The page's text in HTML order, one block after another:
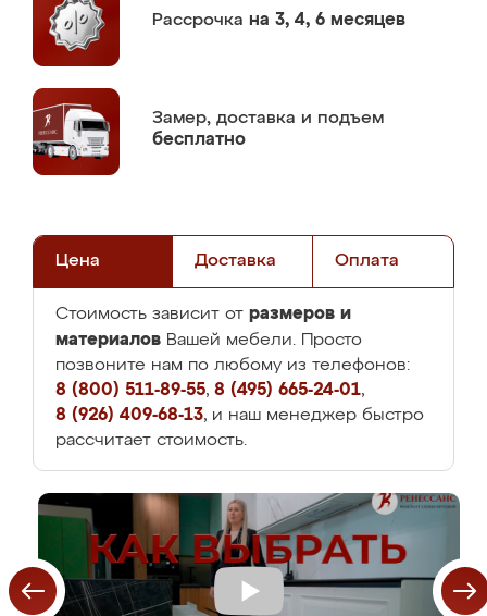
Рассрочка на 3, 4, 6 месяцев
Замер, доставка и подъем
бесплатно
Цена Доставка Оплата
Стоимость зависит от размеров и
материалов Вашей мебели. Просто
позвоните нам по любому из телефонов:
8 (800) 511-89-55, 8 (495) 665-24-01,
8 (926) 409-68-13, и наш менеджер быстро
рассчитает стоимость.